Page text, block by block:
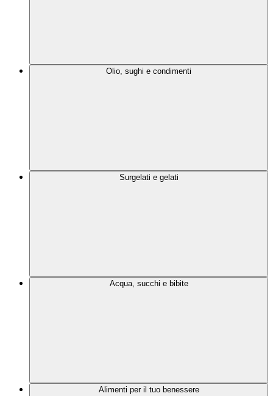
Olio, sughi e condimenti
Surgelati e gelati
Acqua, succhi e bibite
Alimenti per il tuo benessere